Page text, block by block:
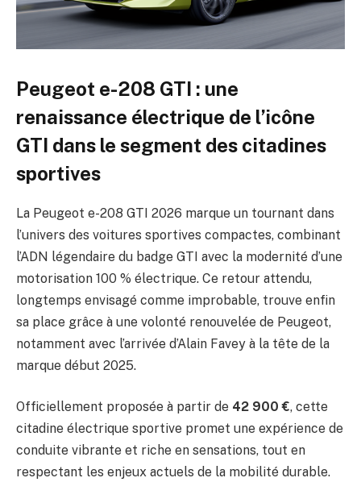
Peugeot e-208 GTI : une
renaissance électrique de l’icône
GTI dans le segment des citadines
sportives
La Peugeot e-208 GTI 2026 marque un tournant dans
l’univers des voitures sportives compactes, combinant
l’ADN légendaire du badge GTI avec la modernité d’une
motorisation 100 % électrique. Ce retour attendu,
longtemps envisagé comme improbable, trouve enfin
sa place grâce à une volonté renouvelée de Peugeot,
notamment avec l’arrivée d’Alain Favey à la tête de la
marque début 2025.
Officiellement proposée à partir de 42 900 €, cette
citadine électrique sportive promet une expérience de
conduite vibrante et riche en sensations, tout en
respectant les enjeux actuels de la mobilité durable.